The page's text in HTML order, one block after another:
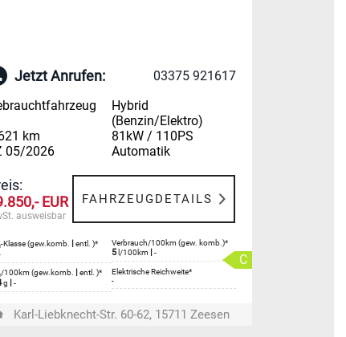
Jetzt Anrufen:
03375 921617
Hybrid
(Benzin/Elektro)
km
81kW / 110PS
05/2026
Automatik
EUR
ausweisbar
FAHRZEUGDETAILS
Klasse (gew.komb. | entl. )* Verbrauch/100km (gew. komb.)*
5 l/100km | -
100km (gew.komb. | entl. )*
g | -
Elektrische Reichweite*
-
C
Karl-Liebknecht-Str. 60-62, 15711 Zeesen